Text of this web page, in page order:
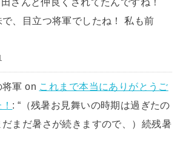
、目立つ将軍でしたね！ 私も前
軍 on これまで本当にありがとうご
: “ （残暑お見舞いの時期は過ぎたの
だまだ暑さが続きますので、）続残暑